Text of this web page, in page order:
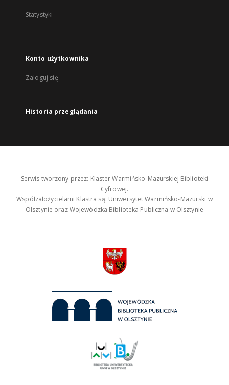
Statystyki
Konto użytkownika
Zaloguj się
Historia przeglądania
Serwis tworzony przez: Klaster Warmińsko-Mazurskiej Biblioteki
Cyfrowej.
Współzałożycielami Klastra są: Uniwersytet Warmińsko-Mazurski w
Olsztynie oraz Wojewódzka Biblioteka Publiczna w Olsztynie